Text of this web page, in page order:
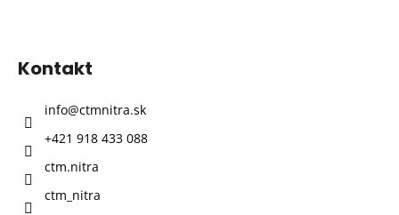
Kontakt
info@ctmnitra.sk
+421 918 433 088
ctm.nitra
ctm_nitra